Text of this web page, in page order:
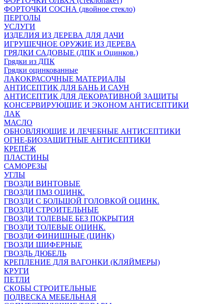
ФОРТОЧКИ СОСНА (двойное стекло)
ПЕРГОЛЫ
УСЛУГИ
ИЗДЕЛИЯ ИЗ ДЕРЕВА ДЛЯ ДАЧИ
ИГРУШЕЧНОЕ ОРУЖИЕ ИЗ ДЕРЕВА
ГРЯДКИ САДОВЫЕ (ДПК и Оцинков.)
Грядки из ДПК
Грядки оцинкованные
ЛАКОКРАСОЧНЫЕ МАТЕРИАЛЫ
АНТИСЕПТИК ДЛЯ БАНЬ И САУН
АНТИСЕПТИК ДЛЯ ДЕКОРАТИВНОЙ ЗАЩИТЫ
КОНСЕРВИРУЮЩИЕ И ЭКОНОМ АНТИСЕПТИКИ
ЛАК
МАСЛО
ОБНОВЛЯЮЩИЕ И ЛЕЧЕБНЫЕ АНТИСЕПТИКИ
ОГНЕ-БИОЗАЩИТНЫЕ АНТИСЕПТИКИ
КРЕПЁЖ
ПЛАСТИНЫ
САМОРЕЗЫ
УГЛЫ
ГВОЗДИ ВИНТОВЫЕ
ГВОЗДИ ПМЗ ОЦИНК.
ГВОЗДИ С БОЛЬШОЙ ГОЛОВКОЙ ОЦИНК.
ГВОЗДИ СТРОИТЕЛЬНЫЕ
ГВОЗДИ ТОЛЕВЫЕ БЕЗ ПОКРЫТИЯ
ГВОЗДИ ТОЛЕВЫЕ ОЦИНК.
ГВОЗДИ ФИНИШНЫЕ (ЦИНК)
ГВОЗДИ ШИФЕРНЫЕ
ГВОЗДЬ ДЮБЕЛЬ
КРЕПЛЕНИЕ ДЛЯ ВАГОНКИ (КЛЯЙМЕРЫ)
КРУГИ
ПЕТЛИ
СКОБЫ СТРОИТЕЛЬНЫЕ
ПОДВЕСКА МЕБЕЛЬНАЯ